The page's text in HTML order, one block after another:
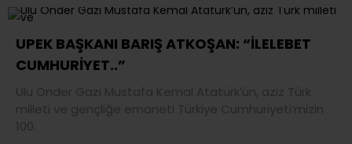
UPEK BAŞKANI BARIŞ ATKOŞAN: “İLELEBET
CUMHURİYET..”
Ulu Önder Gazi Mustafa Kemal Atatürk’ün, aziz Türk
milleti ve gençliğe emaneti Türkiye Cumhuriyeti’mizin
100.